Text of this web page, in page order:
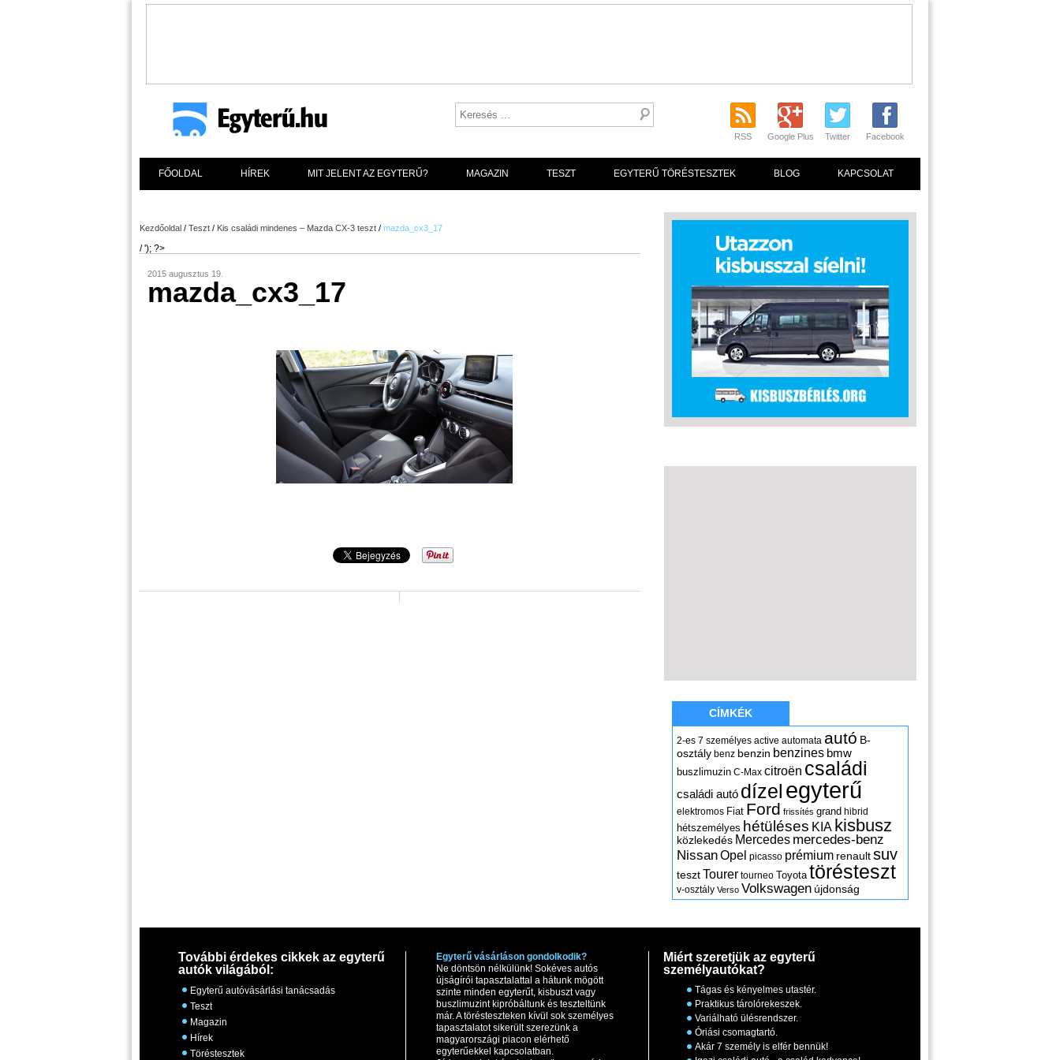
RSS Google Plus Twitter Facebook
FŐOLDAL HÍREK MIT JELENT AZ EGYTERŰ? MAGAZIN TESZT EGYTERŰ TÖRÉSTESZTEK BLOG KAPCSOLAT
Kezdőoldal / Teszt / Kis családi mindenes – Mazda CX-3 teszt / mazda_cx3_17
/ '); ?>
2015 augusztus 19.
mazda_cx3_17
CÍMKÉK
2-es 7 személyes active automata autó B-
osztály benz benzin benzines bmw
buszlimuzin C-Max citroën családi
családi autó dízel egyterű
elektromos Fiat Ford frissítés grand hibrid
hétszemélyes hétüléses KIA kisbusz
közlekedés Mercedes mercedes-benz
NissanOpel picasso prémium renaultsuv
tesztTourer tourneo Toyota törésteszt
v-osztály Verso Volkswagen újdonság
További érdekes cikkek az egyterű
autók világából:
Egyterű autóvásárlási tanácsadás
Teszt
Magazin
Hírek
Töréstesztek
Egyterű vásárláson gondolkodik?
Ne döntsön nélkülünk! Sokéves autós
újságírói tapasztalattal a hátunk mögött
szinte minden egyterűt, kisbuszt vagy
buszlimuzint kipróbáltunk és teszteltünk
már. A törésteszteken kívül sok személyes
tapasztalatot sikerült szerezünk a
magyarországi piacon elérhető
egyterűekkel kapcsolatban.
Miért szeretjük az egyterű
személyautókat?
Tágas és kényelmes utastér.
Praktikus tárolórekeszek.
Variálható ülésrendszer.
Óriási csomagtartó.
Akár 7 személy is elfér bennük!